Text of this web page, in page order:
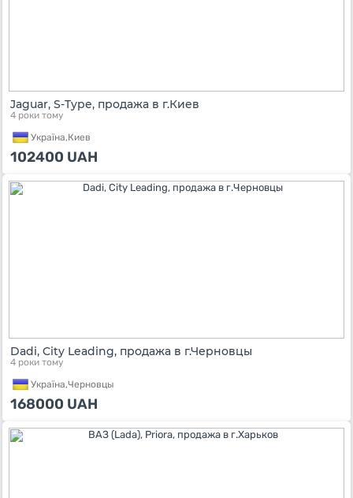
Jaguar, S-Type, продажа в г.Киев
4 роки тому
Україна,Киев
102400 UAH
Dadi, City Leading, продажа в г.Черновцы
4 роки тому
Україна,Черновцы
168000 UAH